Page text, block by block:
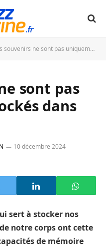
ne sont pas uniquement stockés dans notre cerveau
sont pas
dans
10 décembre 2024
sert à stocker nos
notre corps ont cette
de mémoire